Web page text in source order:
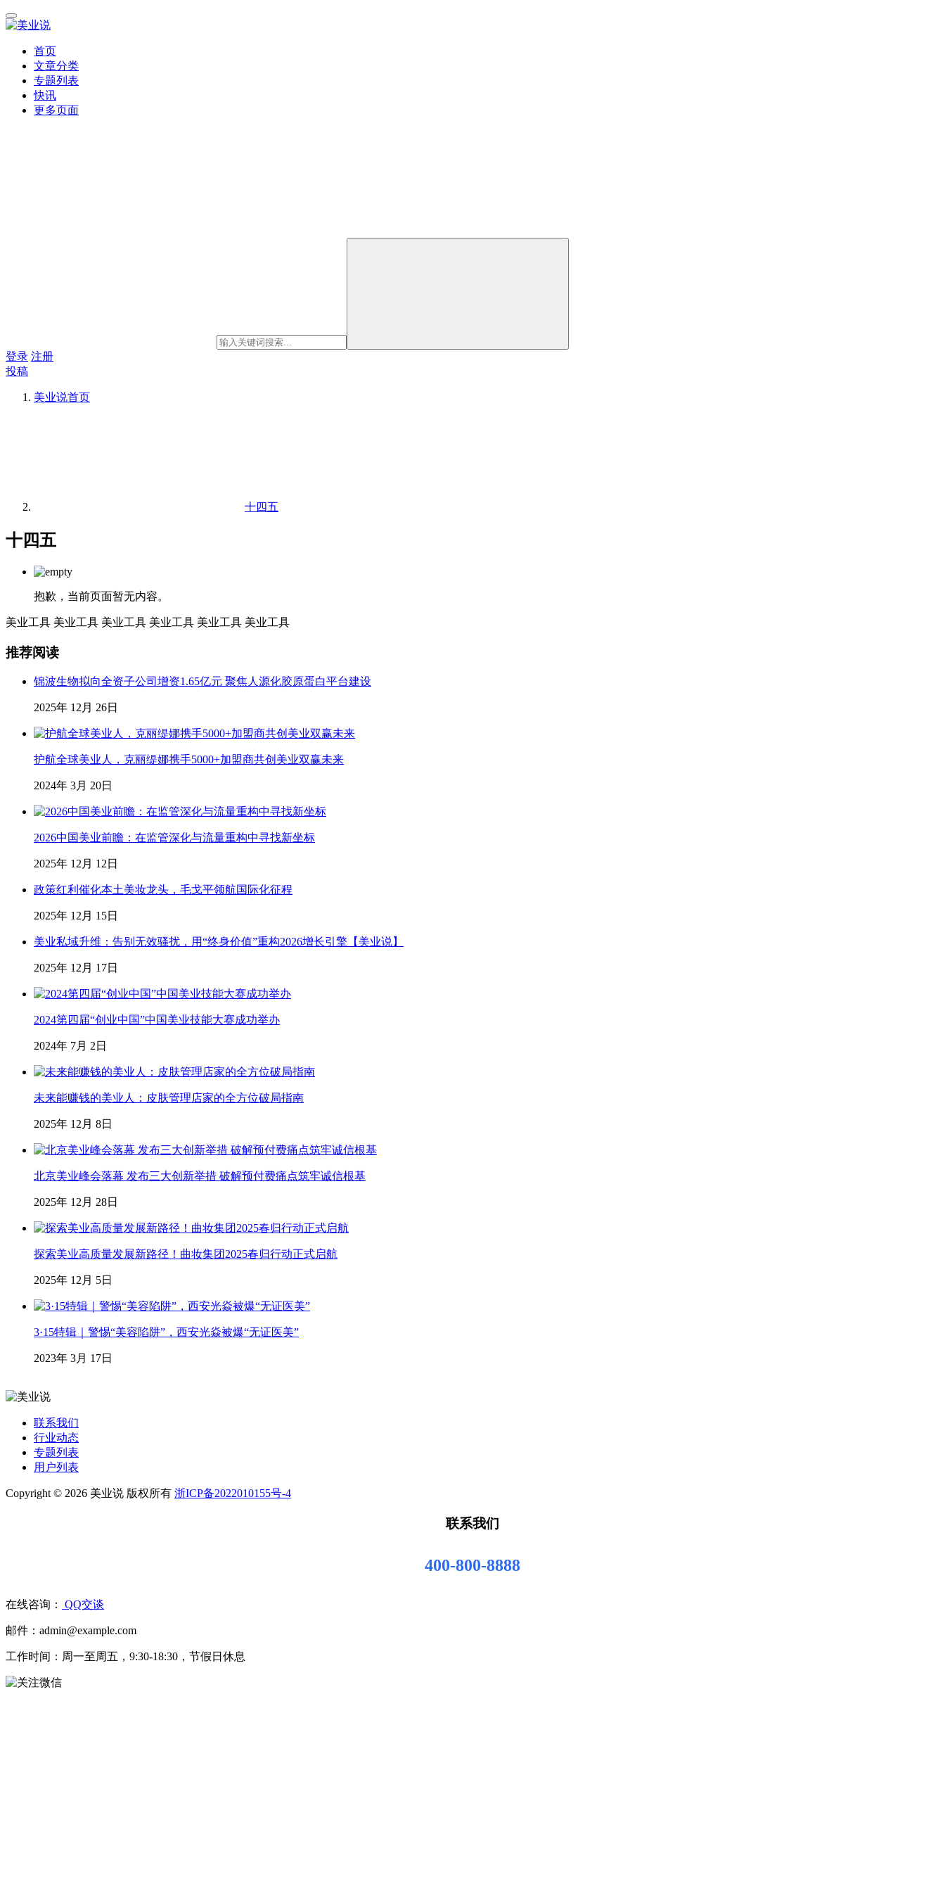
首页
文章分类
专题列表
快讯
更多页面
登录 注册
投稿
美业说首页
十四五
十四五
抱歉，当前页面暂无内容。
美业工具 美业工具 美业工具 美业工具 美业工具 美业工具
推荐阅读
锦波生物拟向全资子公司增资1.65亿元 聚焦人源化胶原蛋白平台建设
2025年 12月 26日
护航全球美业人，克丽缇娜携手5000+加盟商共创美业双赢未来
2024年 3月 20日
2026中国美业前瞻：在监管深化与流量重构中寻找新坐标
2025年 12月 12日
政策红利催化本土美妆龙头，毛戈平领航国际化征程
2025年 12月 15日
美业私域升维：告别无效骚扰，用“终身价值”重构2026增长引擎【美业说】
2025年 12月 17日
2024第四届“创业中国”中国美业技能大赛成功举办
2024年 7月 2日
未来能赚钱的美业人：皮肤管理店家的全方位破局指南
2025年 12月 8日
北京美业峰会落幕 发布三大创新举措 破解预付费痛点筑牢诚信根基
2025年 12月 28日
探索美业高质量发展新路径！曲妆集团2025春归行动正式启航
2025年 12月 5日
3·15特辑｜警惕“美容陷阱”，西安光焱被爆“无证医美”
2023年 3月 17日
联系我们
行业动态
专题列表
用户列表
Copyright © 2026 美业说 版权所有 浙ICP备2022010155号-4
联系我们
400-800-8888
在线咨询： QQ交谈
邮件：admin@example.com
工作时间：周一至周五，9:30-18:30，节假日休息